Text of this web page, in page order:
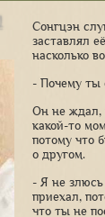
Сонгцэн
заставлял
насколько
- Почему ты
Он не ждал,
какой-то
потому что
о другом.
- Я не злюсь
приехал,
что ты не